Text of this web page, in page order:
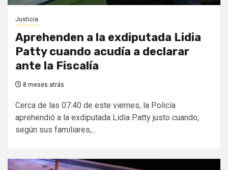
Justicia
Aprehenden a la exdiputada Lidia
Patty cuando acudía a declarar
ante la Fiscalía
8 meses atrás
Cerca de las 07:40 de este viernes, la Policía
aprehendió a la exdiputada Lidia Patty justo cuando,
según sus familiares,...